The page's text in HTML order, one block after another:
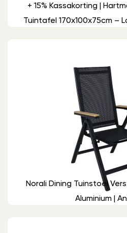
+ 15% Kassakorting |
Tuintafel 170x100x75cm –
Norali Dining Tuinstoel
Aluminium |